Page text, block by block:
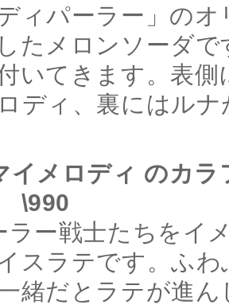
ディパーラー」の
たメロンソーダ
いてきます。表
ディ、裏にはル
イメロディ のカ
\990
ラー戦士たちをイ
スラテです。ふ
緒だとラテが進ん